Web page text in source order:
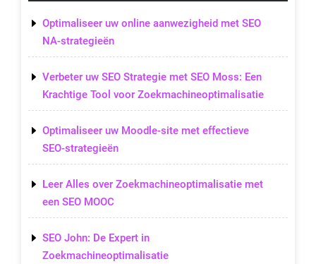
Optimaliseer uw online aanwezigheid met SEO
NA-strategieën
Verbeter uw SEO Strategie met SEO Moss: Een
Krachtige Tool voor Zoekmachineoptimalisatie
Optimaliseer uw Moodle-site met effectieve
SEO-strategieën
Leer Alles over Zoekmachineoptimalisatie met
een SEO MOOC
SEO John: De Expert in
Zoekmachineoptimalisatie